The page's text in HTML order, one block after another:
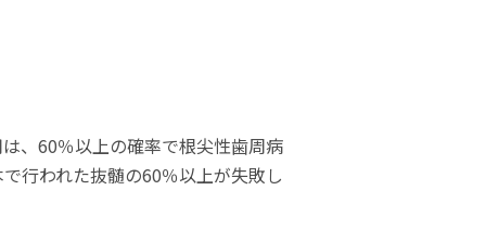
、60％以上の確率で根尖性歯周病
行われた抜髄の60％以上が失敗し